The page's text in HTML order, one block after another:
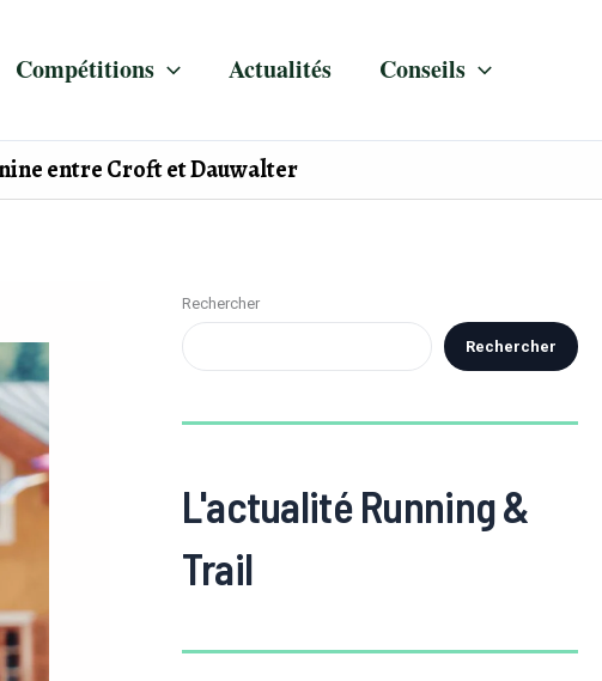
Compétitions Actualités Conseils
entre Croft et Dauwalter
Rechercher
Rechercher
L'actualité Running &
Trail